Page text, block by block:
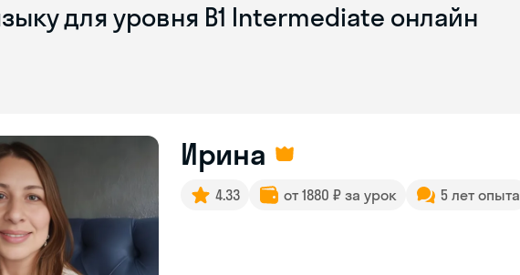
для уровня B1 Intermediate онлайн
Ирина
4.33 от 1880 ₽ за урок 5 лет опыта